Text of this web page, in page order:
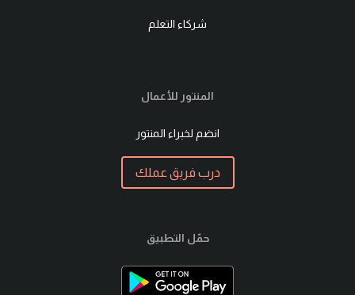
حمّل التطبيق
المنتور للأعمال
انضم لخبراء المنتور
درب فريق عملك
شركاء التعلم